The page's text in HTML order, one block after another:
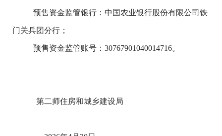
预售资金监管银行：中国农业银行股份有限公司铁
门关兵团分行 ；
预售资金监管账号：30767901040014716。
第二师住房和城乡建设局